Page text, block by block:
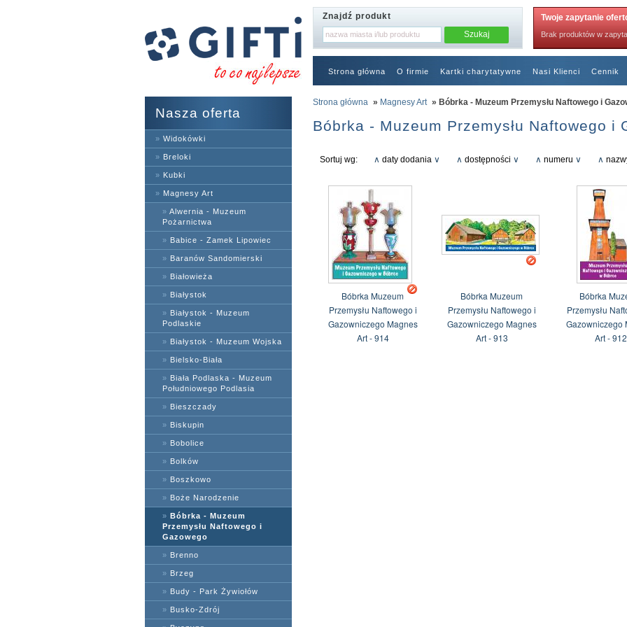
Znajdź produkt Twoje zapytanie
Brak produktów w
Strona główna O firmie Kartki charytatywne Nasi Klienci Cennik
RODO
Nasza oferta
» Widokówki
» Breloki
» Kubki
» Magnesy Art
» Alwernia - Muzeum
Pożarnictwa
» Babice - Zamek Lipowiec
» Baranów Sandomierski
» Białowieża
» Białystok
» Białystok - Muzeum
Podlaskie
» Białystok - Muzeum Wojska
» Bielsko-Biała
» Biała Podlaska - Muzeum
Południowego Podlasia
» Bieszczady
» Biskupin
» Bobolice
» Bolków
» Boszkowo
» Boże Narodzenie
» Bóbrka - Muzeum
Przemysłu Naftowego i
Gazowego
» Brenno
» Brzeg
» Budy - Park Żywiołów
» Busko-Zdrój
Strona główna » Magnesy Art » Bóbrka - Muzeum Przemysłu Naftowego i
Bóbrka - Muzeum Przemysłu Naftowego i
Sortuj wg: ∧ daty dodania ∨ ∧ dostępności ∨ ∧ numeru ∨ ∧
Bóbrka Muzeum
Przemysłu Naftowego i
Gazowniczego Magnes
Art - 914
Bóbrka Muzeum
Przemysłu Naftowego i
Gazowniczego Magnes
Art - 913
Bóbrka
Przemysłu
Gazowniczego
Art - 912